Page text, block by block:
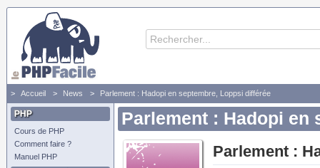
Accueil News Parlement : Hadopi en septembre, Loppsi différée
PHP
Cours de PHP
Comment faire ?
Manuel PHP
Parlement : Hadopi en
Parlement :